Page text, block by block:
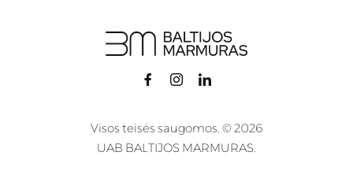
Visos teisės saugomos. © 2026
UAB BALTIJOS MARMURAS.